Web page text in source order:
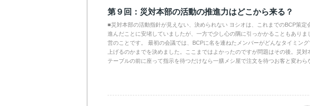
第９回：災対本部の活動の推進力はどこから来る？
■災対本部の活動指針が見えない、決められない ヨシオは、これまでのBCP策定
進んだことに安堵していましたが、一方で少し心の隅に引っかかることもありま
営のことです。 最初の会議では、BCPに名を連ねたメンバーがどんなタイミン
上げるのかまでを決めました。ここまではよかったのですが問題はその後。災対
テーブルの前に座って指示を待つだけなら一膳メシ屋で注文を待つお客と変わら